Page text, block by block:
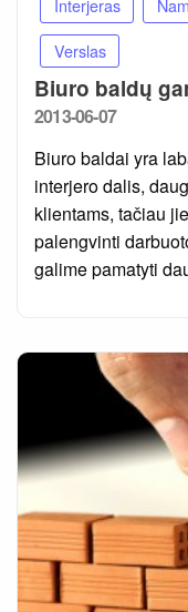
Interjeras
Verslas
Biuro baldų
Posted
2013-06-07
Biuro baldai yra
interjero dalis,
klientams, tačiau
palengvinti
galime pamatyti